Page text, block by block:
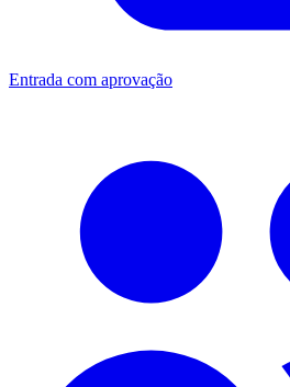
Entrada com aprovação